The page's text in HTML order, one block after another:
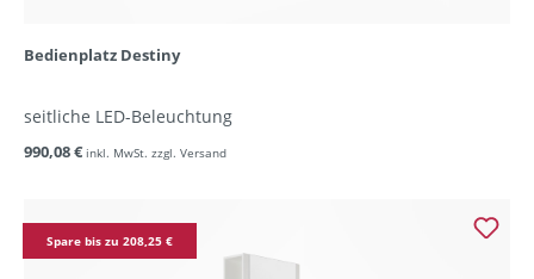
Bedienplatz Destiny
seitliche LED-Beleuchtung
990,08 € inkl. MwSt. zzgl. Versand
Spare bis zu 208,25 €